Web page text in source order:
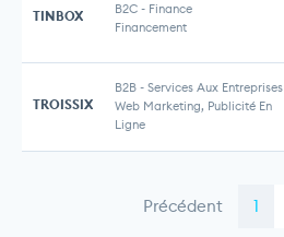
TINBOX B2C - Finance
Financement
TROISSIX
B2B - Services Aux Entreprises
Web Marketing, Publicité En
Ligne
Précédent 1